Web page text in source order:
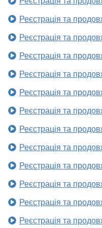
Реєстрація та
Реєстрація та
Реєстрація та
Реєстрація та
Реєстрація та
Реєстрація та
Реєстрація та
Реєстрація та
Реєстрація та
Реєстрація та
Реєстрація та
Реєстрація та